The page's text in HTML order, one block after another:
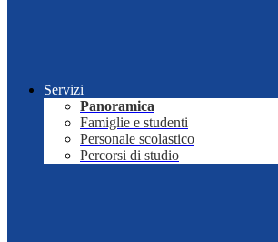
Servizi
Panoramica
Famiglie e studenti
Personale scolastico
Percorsi di studio